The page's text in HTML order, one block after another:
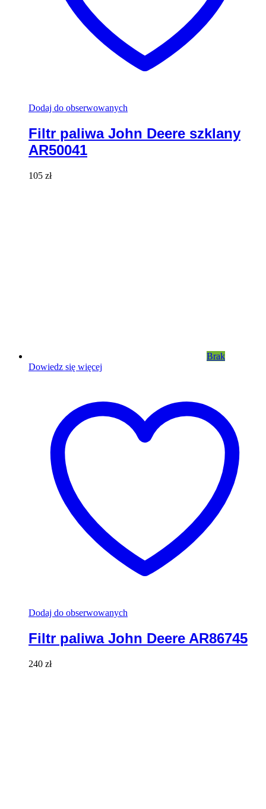
Dodaj do obserwowanych
Filtr paliwa John Deere szklany
AR50041
105 zł
Brak
Dowiedz się więcej
Dodaj do obserwowanych
Filtr paliwa John Deere AR86745
240 zł